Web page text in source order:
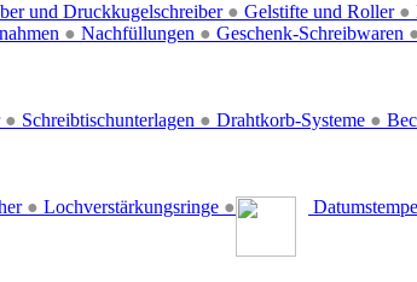
und Druckkugelschreiber ● Gelstifte und Roller ●
● Nachfüllungen ● Geschenk-Schreibwaren
● Schreibtischunterlagen ● Drahtkorb-Systeme ●
● Lochverstärkungsringe ●